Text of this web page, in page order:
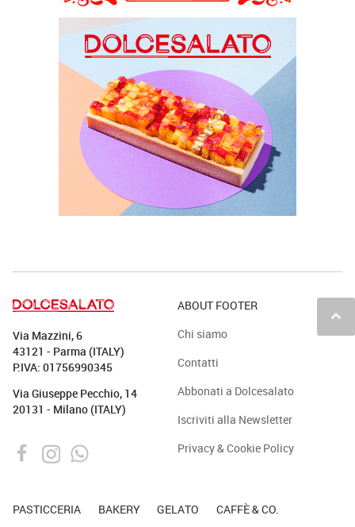
keyboard_arrow_up
Via Mazzini, 6
43121 - Parma (ITALY)
P.IVA: 01756990345
Via Giuseppe Pecchio, 14
20131 - Milano (ITALY)
ABOUT FOOTER
Chi siamo
Contatti
Abbonati a Dolcesalato
Iscriviti alla Newsletter
Privacy & Cookie Policy
PASTICCERIA BAKERY GELATO CAFFÈ & CO.